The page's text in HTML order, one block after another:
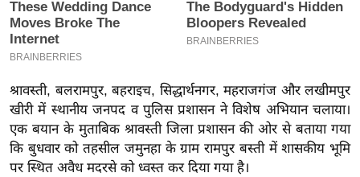
0
2
6
इ
म
ई
-
श्रावस्ती, बलरामपुर, बहराइच, सिद्धार्थनगर, महराजगंज और लखीमपुर
खीरी में स्थानीय जनपद व पुलिस प्रशासन ने विशेष अभियान चलाया।
एक बयान के मुताबिक श्रावस्ती जिला प्रशासन की ओर से बताया गया
कि बुधवार को तहसील जमुनहा के ग्राम रामपुर बस्ती में शासकीय भूमि
पर स्थित अवैध मदरसे को ध्वस्त कर दिया गया है।